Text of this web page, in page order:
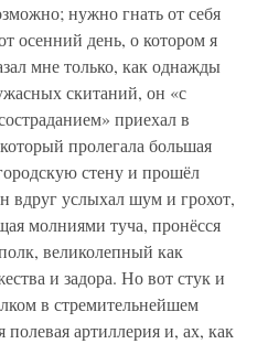
нужно гнать от себя
осенний день, о котором я
мне только, как однажды
скитаний, он «с
приехал в
пролегала большая
стену и прошёл
вдруг услыхал шум и грохот,
молниями туча, пронёсся
великолепный как
и задора. Но вот стук и
в стремительнейшем
артиллерия и, ах, как